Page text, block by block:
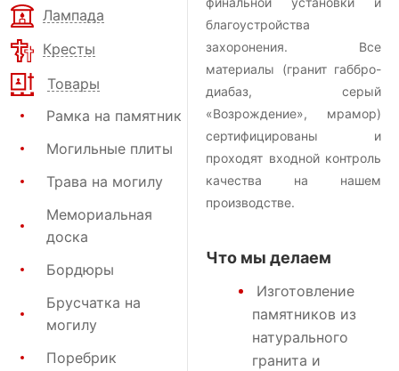
Лампада
Кресты
Товары
Рамка на памятник
Могильные плиты
Трава на могилу
Мемориальная
доска
Бордюры
Брусчатка на
могилу
Поребрик
благоустройства
захоронения. Все
материалы (гранит габбро-
диабаз, серый
«Возрождение», мрамор)
сертифицированы и
проходят входной контроль
качества на нашем
производстве.
Что мы делаем
Изготовление
памятников из
натурального
гранита и